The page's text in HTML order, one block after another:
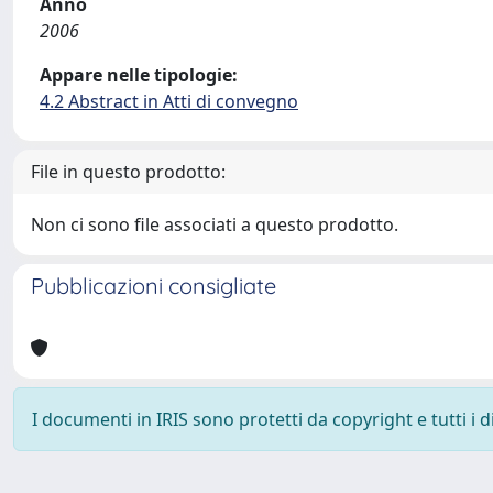
2006
Appare nelle tipologie:
4.2 Abstract in Atti di convegno
File in questo prodotto:
Non ci sono file associati a questo prodotto.
Pubblicazioni consigliate
I documenti in IRIS sono protetti da copyright e tutti i